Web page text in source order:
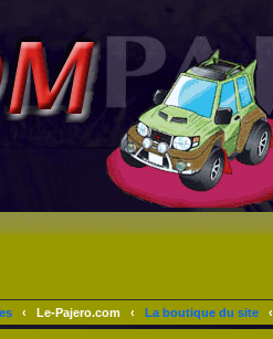
‹ Le-Pajero.com ‹ La boutique du site ‹